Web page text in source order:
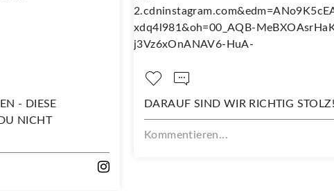
DARAUF SIND WIR RICHTIG STOLZ!
Kommentieren...